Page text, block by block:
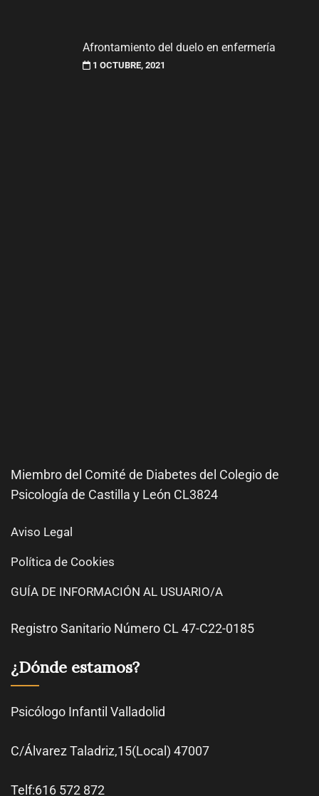
Afrontamiento del duelo en enfermería
1 OCTUBRE, 2021
Miembro del Comité de Diabetesdel Colegio de
Psicología de Castilla y León CL3824
Aviso Legal
Política de Cookies
GUÍA DE INFORMACIÓN AL USUARIO/A
Registro Sanitario Número CL 47-C22-0185
¿Dónde estamos?
Psicólogo Infantil Valladolid
C/Álvarez Taladriz,15(Local) 47007
Telf:616 572 872